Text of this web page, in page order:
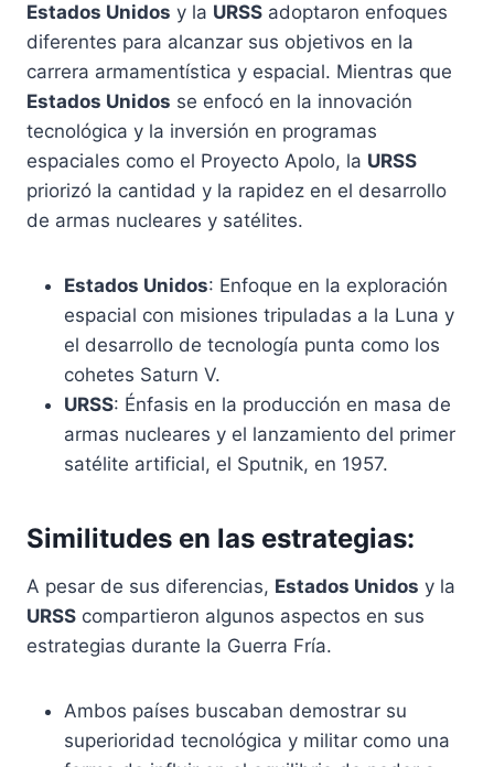
Estados Unidos y la URSS adoptaron enfoques
diferentes para alcanzar sus objetivos en la
carrera armamentística y espacial. Mientras que
Estados Unidos se enfocó en la innovación
tecnológica y la inversión en programas
espaciales como el Proyecto Apolo, la URSS
priorizó la cantidad y la rapidez en el desarrollo
de armas nucleares y satélites.
Estados Unidos: Enfoque en la exploración
espacial con misiones tripuladas a la Luna y
el desarrollo de tecnología punta como los
cohetes Saturn V.
URSS: Énfasis en la producción en masa de
armas nucleares y el lanzamiento del primer
satélite artificial, el Sputnik, en 1957.
Similitudes en las estrategias:
A pesar de sus diferencias, Estados Unidos y la
URSS compartieron algunos aspectos en sus
estrategias durante la Guerra Fría.
Ambos países buscaban demostrar su
superioridad tecnológica y militar como una